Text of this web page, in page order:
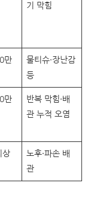
기 막힘
만
물티슈·장난감
등
만
반복 막힘·배
관 누적 오염
상
노후·파손 배
관